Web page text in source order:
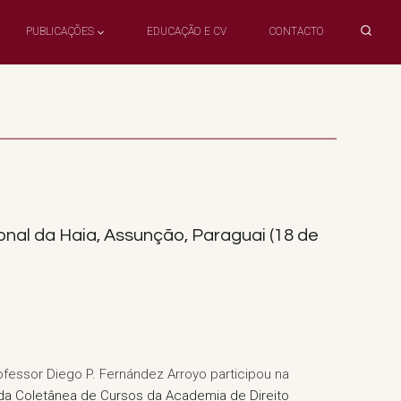
PUBLICAÇÕES EDUCAÇÃO E CV CONTACTO
da Haia, Assunção, Paraguai (18 de
Diego P. Fernández Arroyo participou na
Coletânea de Cursos da Academia de Direito